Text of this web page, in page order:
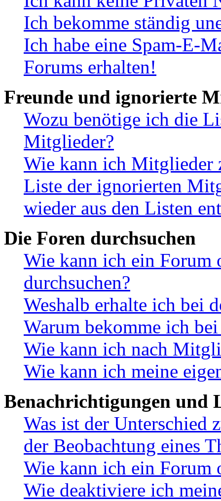
Ich bekomme ständig
Ich habe eine Spam-E-
Forums erhalten!
Freunde und ignorierte
Wozu benötige ich die
Mitglieder?
Wie kann ich Mitglieder
Liste der ignorierten
wieder aus den Listen
Die Foren durchsuchen
Wie kann ich ein Forum
durchsuchen?
Weshalb erhalte ich bei
Warum bekomme ich
Wie kann ich nach
Wie kann ich meine
Benachrichtigungen und
Was ist der Unterschied
der Beobachtung eines
Wie kann ich ein Forum
Wie deaktiviere ich